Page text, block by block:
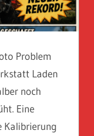
Problem
Laden
noch
Eine
Kalibrierung